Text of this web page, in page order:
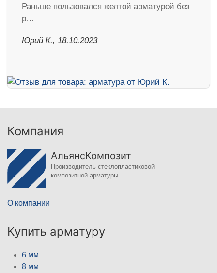
Раньше пользовался желтой арматурой без
р…
Юрий К., 18.10.2023
Компания
АльянсКомпозит
Производитель стеклопластиковой
композитной арматуры
О компании
Купить арматуру
6 мм
8 мм